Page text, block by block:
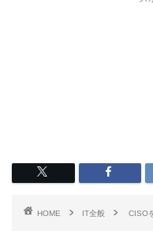
HOME IT全般 CISO